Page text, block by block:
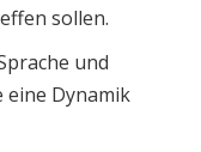
sollen.
und
eine Dynamik